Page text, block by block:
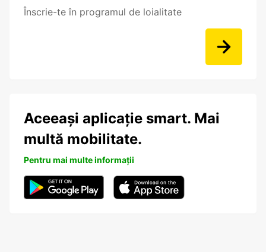
Înscrie-te în programul de loialitate
Aceeași aplicație smart. Mai
multă mobilitate.
Pentru mai multe informații